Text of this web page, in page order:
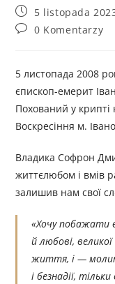
5 listopada
0 Komentarzy
5 листопада 2008
єпископ-емерит
Похований у крипті
Воскресіння м.
Владика Софрон
життєлюбом і вмів
залишив нам свої
«Хочу побажати
й любові,
життя, і —
і безнадії,